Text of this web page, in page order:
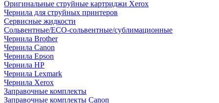
Оригинальные струйные картриджи Xerox
Чернила для струйных принтеров
Сервисные жидкости
Сольвентные/ECO-сольвентные/сублимационные
Чернила Brother
Чернила Canon
Чернила Epson
Чернила HP
Чернила Lexmark
Чернила Xerox
Заправочные комплекты
Заправочные комплекты Canon